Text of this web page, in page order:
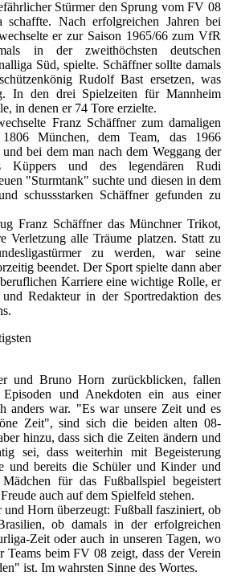
Stürmer den Sprung vom FV 08
Nach erfolgreichen Jahren bei
er zur Saison 1965/66 zum VfR
in der zweithöchsten deutschen
Süd, spielte. Schäffner sollte damals
Rudolf Bast ersetzen, was
In den drei Spielzeiten für Mannheim
in denen er 74 Tore erzielte.
Franz Schäffner zum damaligen
München, dem Team, das 1966
bei dem man nach dem Weggang der
Küppers und des legendären Rudi
"Sturmtank" suchte und diesen in dem
schussstarken Schäffner gefunden zu
Franz Schäffner das Münchner Trikot,
Verletzung alle Träume platzen. Statt zu
zu werden, war seine
beendet. Der Sport spielte dann aber
Karriere eine wichtige Rolle, er
Redakteur in der Sportredaktion des
und Bruno Horn zurückblicken, fallen
und Anekdoten ein aus einer
anders war. "Es war unsere Zeit und es
Zeit", sind sich die beiden alten 08-
hinzu, dass sich die Zeiten ändern und
sei, dass weiterhin mit Begeisterung
und bereits die Schüler und Kinder und
für das Fußballspiel begeistert
auch auf dem Spielfeld stehen.
und Horn überzeugt: Fußball fasziniert, ob
ob damals in der erfolgreichen
Zeit oder auch in unseren Tagen, wo
Teams beim FV 08 zeigt, dass der Verein
ist. Im wahrsten Sinne des Wortes.